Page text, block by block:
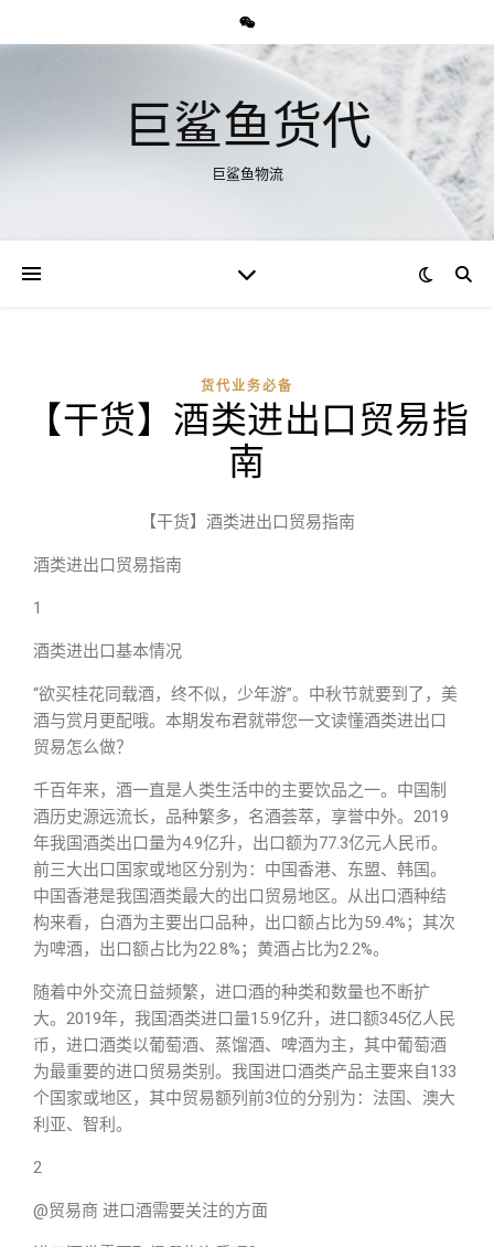
巨鲨鱼货代
巨鲨鱼物流
货代业务必备
【干货】酒类进出口贸易指
南
【干货】酒类进出口贸易指南
酒类进出口贸易指南
1
酒类进出口基本情况
“欲买桂花同载酒，终不似，少年游”。中秋节就要到了，美
酒与赏月更配哦。本期发布君就带您一文读懂酒类进出口
贸易怎么做？
千百年来，酒一直是人类生活中的主要饮品之一。中国制
酒历史源远流长，品种繁多，名酒荟萃，享誉中外。2019
年我国酒类出口量为4.9亿升，出口额为77.3亿元人民币。
前三大出口国家或地区分别为：中国香港、东盟、韩国。
中国香港是我国酒类最大的出口贸易地区。从出口酒种结
构来看，白酒为主要出口品种，出口额占比为59.4%；其次
为啤酒，出口额占比为22.8%；黄酒占比为2.2%。
随着中外交流日益频繁，进口酒的种类和数量也不断扩
大。2019年，我国酒类进口量15.9亿升，进口额345亿人民
币，进口酒类以葡萄酒、蒸馏酒、啤酒为主，其中葡萄酒
为最重要的进口贸易类别。我国进口酒类产品主要来自133
个国家或地区，其中贸易额列前3位的分别为：法国、澳大
利亚、智利。
2
@贸易商 进口酒需要关注的方面